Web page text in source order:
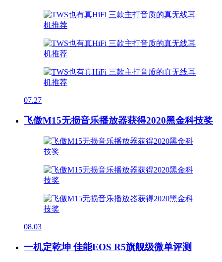
07.27
飞傲M15无损音乐播放器获得2020黑金科技奖
08.03
一机定乾坤 佳能EOS R5旗舰级微单评测